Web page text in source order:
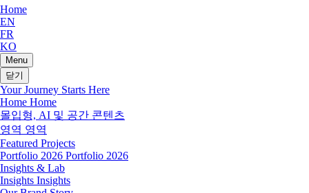
Home
EN
FR
KO
Menu
닫기
Your Journey Starts Here
Home Home
몰입형, AI 및 공간 콘텐츠
영역 영역
Featured Projects
Portfolio 2026 Portfolio 2026
Insights & Lab
Insights Insights